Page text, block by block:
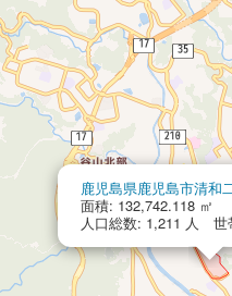
鹿児島県鹿児島市清和
面積: 132,742.118 ㎡
人口総数: 1,211 人 世